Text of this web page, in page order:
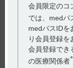
関連する
会員限定のコ
では、medパ
medパスIDを
り会員登録を
会員登録でき
の医療関係者